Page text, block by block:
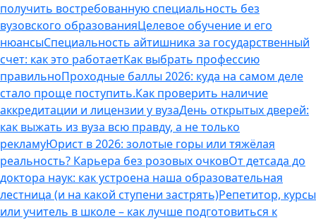
получить востребованную специальность без
вузовского образованияЦелевое обучение и его
нюансыСпециальность айтишника за государственный
счет: как это работаетКак выбрать профессию
правильноПроходные баллы 2026: куда на самом деле
стало проще поступить.Как проверить наличие
аккредитации и лицензии у вузаДень открытых дверей:
как выжать из вуза всю правду, а не только
рекламуЮрист в 2026: золотые горы или тяжёлая
реальность? Карьера без розовых очковОт детсада до
доктора наук: как устроена наша образовательная
лестница (и на какой ступени застрять)Репетитор, курсы
или учитель в школе – как лучше подготовиться к